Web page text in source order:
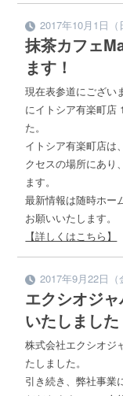
2017年10月1日（
抹茶カフェ
ます！
現在表参道にござい
にイトシア有楽町店
た。
イトシア有楽町店は
クセスの場所にあり
ます。
最新情報は随時ホー
お願いいたします。
【詳しくはこちら】
2017年9月22日（
エクシオジ
いたしました
株式会社エクシオジ
たしました。
引き続き、弊社事業